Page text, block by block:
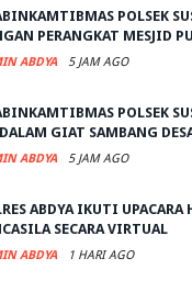
POLSEK
PERANGKAT MESJID
ABDYA 5 JAM AGO
POLSEK
GIAT SAMBANG
ABDYA 5 JAM AGO
ABDYA IKUTI UPACARA
SECARA VIRTUAL
ABDYA 1 HARI AGO